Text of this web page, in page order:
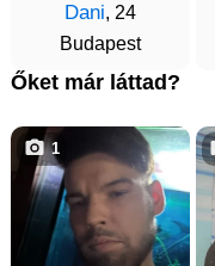
Dani, 24
Budapest
Őket már láttad?
1